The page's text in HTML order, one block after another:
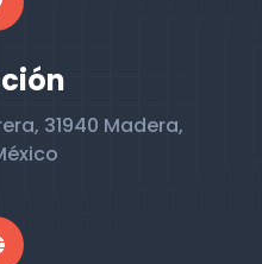
31940 Madera,